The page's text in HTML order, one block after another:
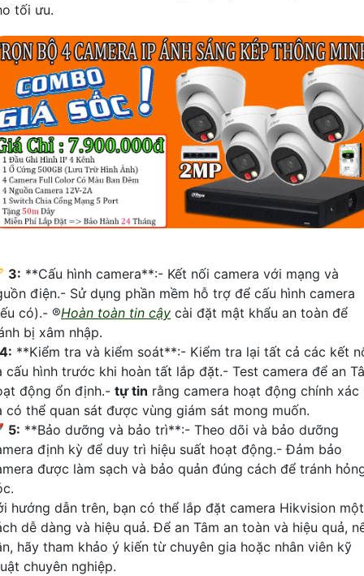
tối ưu.
3: **Cấu hình camera**:- Kết nối camera với mạng và
điện.- Sử dụng phần mềm hỗ trợ để cấu hình camera
có).- ®️Hoàn toàn tin cậy cài đặt mật khẩu an toàn để
bị xâm nhập.
4: **Kiểm tra và kiểm soát**:- Kiểm tra lại tất cả các kết
cấu hình trước khi hoàn tất lắp đặt.- Test camera để an
động ổn định.- tự tin rằng camera hoạt động chính xác
có thể quan sát được vùng giám sát mong muốn.
5: **Bảo dưỡng và bảo trì**:- Theo dõi và bảo dưỡng
định kỳ để duy trì hiệu suất hoạt động.- Đảm bảo
được làm sạch và bảo quản đúng cách để tránh
hướng dẫn trên, bạn có thể lắp đặt camera Hikvision một
dễ dàng và hiệu quả. Để an Tâm an toàn và hiệu quả,
hãy tham khảo ý kiến từ chuyên gia hoặc nhân viên kỹ
chuyên nghiệp.